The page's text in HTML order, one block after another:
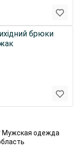
брюки
Мужская одежда